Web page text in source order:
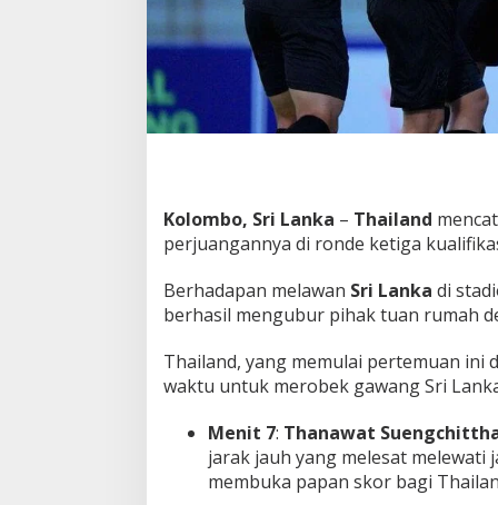
i
m
p
e
l
u
n
S
i
L
a
k
a
!
Kolombo, Sri Lanka – Thailand
perjuangannya di ronde ketiga
Berhadapan melawan Sri Lanka di
berhasil mengubur pihak tuan rumah
Thailand, yang memulai pertemuan ini
waktu untuk merobek gawang Sri
Menit 7: Thanawat
jarak jauh yang melesat melewati
membuka papan skor bagi